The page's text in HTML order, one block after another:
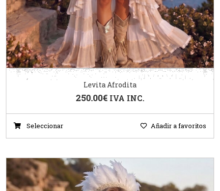
Levita Afrodita
250.00€ IVA INC.
Seleccionar Añadir a favoritos